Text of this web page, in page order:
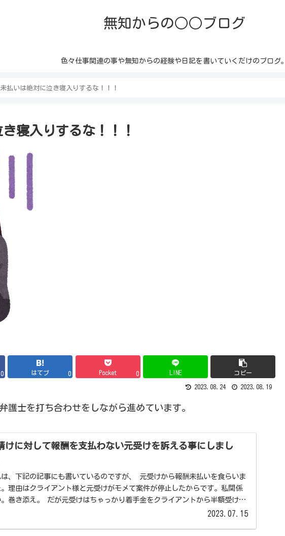
無知からの○○ブログ
色々仕事関連の事や無知からの経験や日記を書いていくだけのブログ。
払いは絶対に泣き寝入りするな！！！
寝入りするな！！！
0 はてブ 0 Pocket 0 LINE コピー
2023.08.24 2023.08.19
護士を打ち合わせをしながら進めています。
けに対して報酬を支払わない元受けを訴える事にしまし
下記の記事にも書いているのですが、 元受けから報酬未払いを食らいま
。理由はクライアント様と元受けがモメて案件が停止したからです。私関係
。巻き添え。 だが元受けはちゃっかり着手金をクライアントから半額受け取
2023.07.15